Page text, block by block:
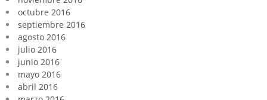
octubre 2016
septiembre 2016
agosto 2016
julio 2016
junio 2016
mayo 2016
abril 2016